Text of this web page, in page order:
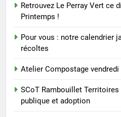
Retrouvez Le Perray Vert ce
Printemps !
Pour vous : notre calendrier
récoltes
Atelier Compostage vendredi
SCoT Rambouillet Territoires
publique et adoption